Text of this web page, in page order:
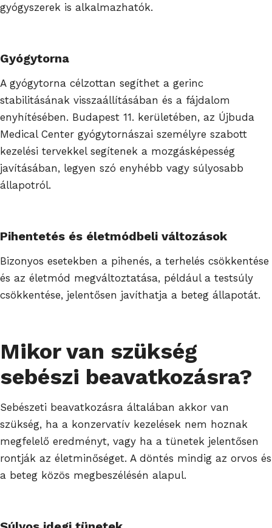
gyógyszerek is alkalmazhatók.
Gyógytorna
A gyógytorna célzottan segíthet a gerinc
stabilitásának visszaállításában és a fájdalom
enyhítésében. Budapest 11. kerületében, az Újbuda
Medical Center gyógytornászai személyre szabott
kezelési tervekkel segítenek a mozgásképesség
javításában, legyen szó enyhébb vagy súlyosabb
állapotról.
Pihentetés és életmódbeli változások
Bizonyos esetekben a pihenés, a terhelés csökkentése
és az életmód megváltoztatása, például a testsúly
csökkentése, jelentősen javíthatja a beteg állapotát.
Mikor van szükség
sebészi beavatkozásra?
Sebészeti beavatkozásra általában akkor van
szükség, ha a konzervatív kezelések nem hoznak
megfelelő eredményt, vagy ha a tünetek jelentősen
rontják az életminőséget. A döntés mindig az orvos és
a beteg közös megbeszélésén alapul.